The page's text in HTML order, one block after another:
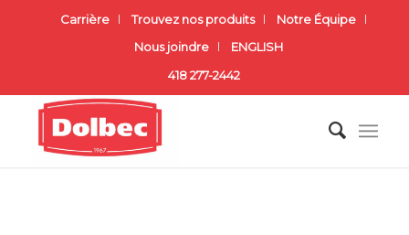
Carrière Trouvez nos produits
Notre Équipe
Nous joindre
ENGLISH
418 277-2442